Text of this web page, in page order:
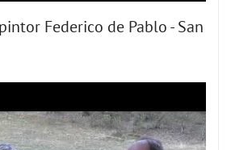
Federico de Pablo - San